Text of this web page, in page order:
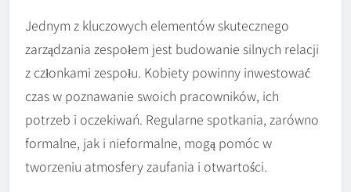
Jednym z kluczowych elementów skutecznego
zarządzania zespołem jest budowanie silnych relacji
z członkami zespołu. Kobiety powinny inwestować
czas w poznawanie swoich pracowników, ich
potrzeb i oczekiwań. Regularne spotkania, zarówno
formalne, jak i nieformalne, mogą pomóc w
tworzeniu atmosfery zaufania i otwartości.